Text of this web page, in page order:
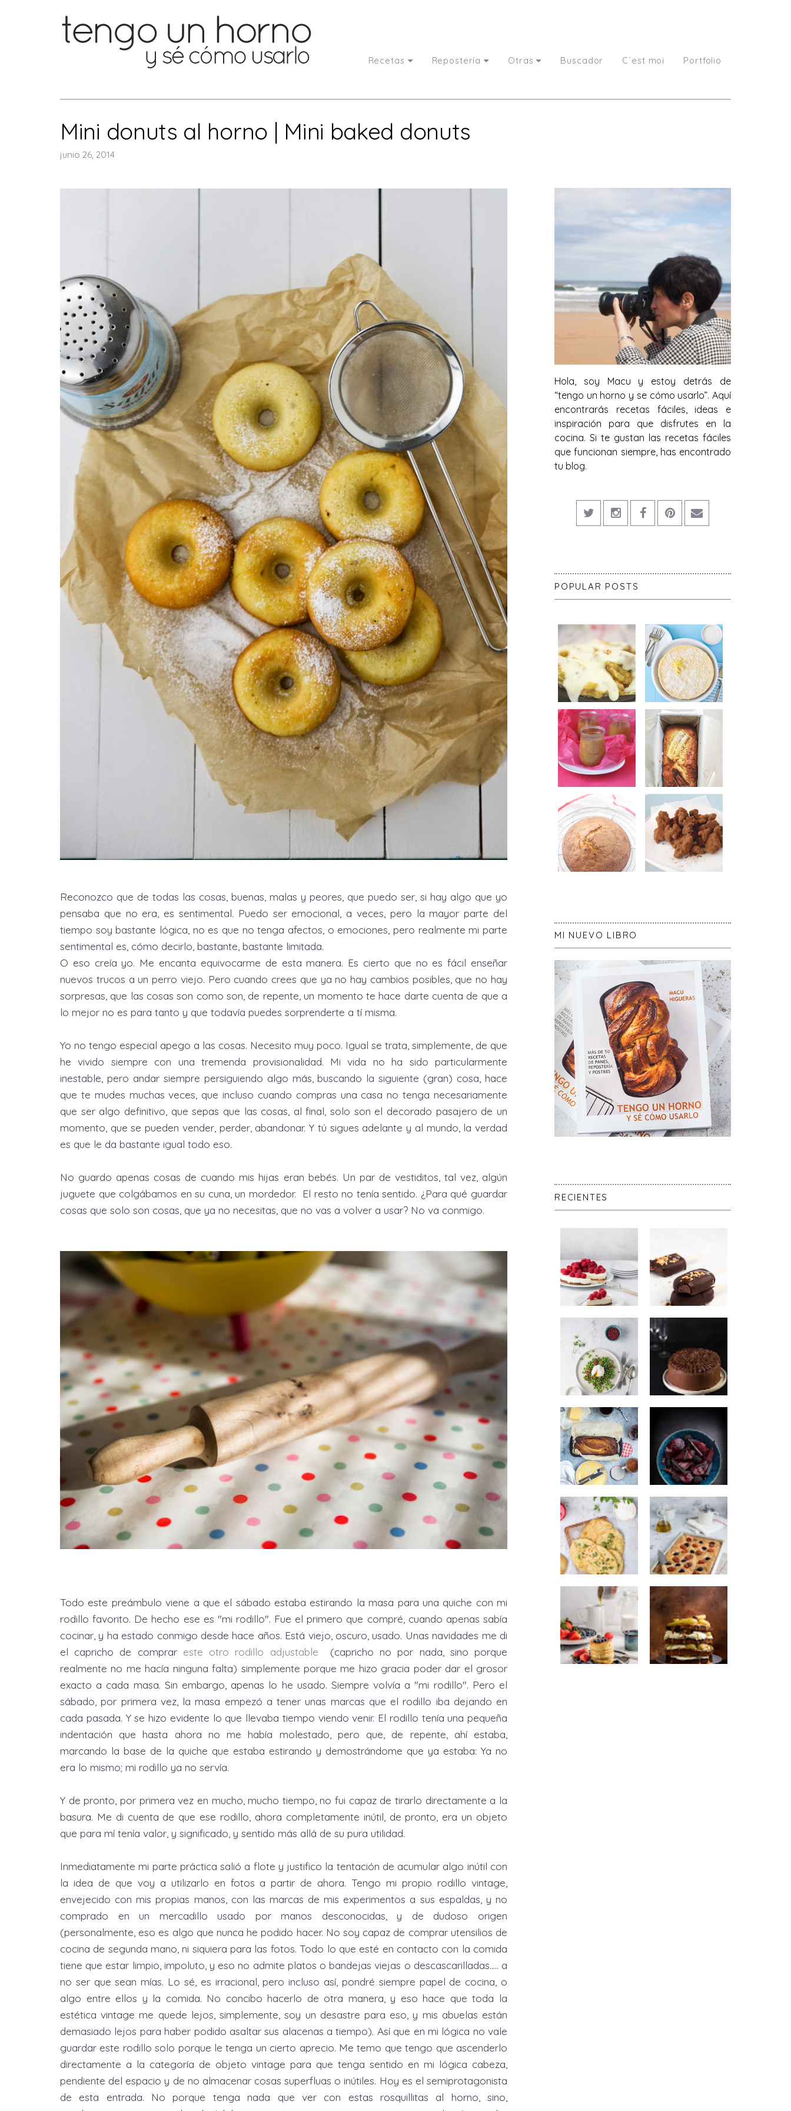
Recetas Repostería Otras Buscador C´est moi Portfolio
Mini donuts al horno | Mini baked donuts
junio 26, 2014
Reconozco que de todas las cosas, buenas, malas y peores, que puedo ser, si hay algo que yo
pensaba que no era, es sentimental. Puedo ser emocional, a veces, pero la mayor parte del
tiempo soy bastante lógica, no es que no tenga afectos, o emociones, pero realmente mi parte
sentimental es, cómo decirlo, bastante, bastante limitada.
O eso creía yo. Me encanta equivocarme de esta manera. Es cierto que no es fácil enseñar
nuevos trucos a un perro viejo. Pero cuando crees que ya no hay cambios posibles, que no hay
sorpresas, que las cosas son como son, de repente, un momento te hace darte cuenta de que a
lo mejor no es para tanto y que todavía puedes sorprenderte a tí misma.
Yo no tengo especial apego a las cosas. Necesito muy poco. Igual se trata, simplemente, de que
he vivido siempre con una tremenda provisionalidad. Mi vida no ha sido particularmente
inestable, pero andar siempre persiguiendo algo más, buscando la siguiente (gran) cosa, hace
que te mudes muchas veces, que incluso cuando compras una casa no tenga necesariamente
que ser algo definitivo, que sepas que las cosas, al final, solo son el decorado pasajero de un
momento, que se pueden vender, perder, abandonar. Y tú sigues adelante y al mundo, la verdad
es que le da bastante igual todo eso.
No guardo apenas cosas de cuando mis hijas eran bebés. Un par de vestiditos, tal vez, algún
juguete que colgábamos en su cuna, un mordedor. El resto no tenía sentido. ¿Para qué guardar
cosas que solo son cosas, que ya no necesitas, que no vas a volver a usar? No va conmigo.
Todo este preámbulo viene a que el sábado estaba estirando la masa para una quiche con mi
rodillo favorito. De hecho ese es "mi rodillo". Fue el primero que compré, cuando apenas sabía
cocinar, y ha estado conmigo desde hace años. Está viejo, oscuro, usado. Unas navidades me di
el capricho de comprar este otro rodillo adjustable
(capricho no por nada, sino porque
realmente no me hacía ninguna falta) simplemente porque me hizo gracia poder dar el grosor
exacto a cada masa. Sin embargo, apenas lo he usado. Siempre volvía a "mi rodillo". Pero el
sábado, por primera vez, la masa empezó a tener unas marcas que el rodillo iba dejando en
cada pasada. Y se hizo evidente lo que llevaba tiempo viendo venir. El rodillo tenía una pequeña
indentación que hasta ahora no me había molestado, pero que, de repente, ahí estaba,
marcando la base de la quiche que estaba estirando y demostrándome que ya estaba: Ya no
era lo mismo; mi rodillo ya no servía.
Y de pronto, por primera vez en mucho, mucho tiempo, no fui capaz de tirarlo directamente a la
basura. Me di cuenta de que ese rodillo, ahora completamente inútil, de pronto, era un objeto
que para mí tenía valor, y significado, y sentido más allá de su pura utilidad.
Inmediatamente mi parte práctica salió a flote y justifico la tentación de acumular algo inútil con
la idea de que voy a utilizarlo en fotos a partir de ahora. Tengo mi propio rodillo vintage,
envejecido con mis propias manos, con las marcas de mis experimentos a sus espaldas, y no
comprado en un mercadillo usado por manos desconocidas, y de dudoso origen
(personalmente, eso es algo que nunca he podido hacer. No soy capaz de comprar utensilios de
cocina de segunda mano, ni siquiera para las fotos. Todo lo que esté en contacto con la comida
tiene que estar limpio, impoluto, y eso no admite platos o bandejas viejas o descascarilladas..... a
no ser que sean mías. Lo sé, es irracional, pero incluso así, pondré siempre papel de cocina, o
algo entre ellos y la comida. No concibo hacerlo de otra manera, y eso hace que toda la
estética vintage me quede lejos, simplemente, soy un desastre para eso, y mis abuelas están
demasiado lejos para haber podido asaltar sus alacenas a tiempo). Así que en mi lógica no vale
guardar este rodillo solo porque le tenga un cierto aprecio. Me temo que tengo que ascenderlo
directamente a la categoría de objeto vintage para que tenga sentido en mi lógica cabeza,
pendiente del espacio y de no almacenar cosas superfluas o inútiles. Hoy es el semiprotagonista
de esta entrada. No porque tenga nada que ver con estas rosquillitas al horno, sino,
Hola, soy Macu y estoy detrás de
“tengo un horno y se cómo usarlo”. Aquí
encontrarás recetas fáciles, ideas e
inspiración para que disfrutes en la
cocina. Si te gustan las recetas fáciles
que funcionan siempre, has encontrado
tu blog.
POPULAR POSTS
MI NUEVO LIBRO
RECIENTES